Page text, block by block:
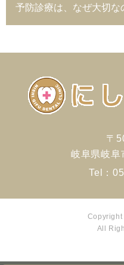
予防診療は、なぜ大切な
〒
岐阜県岐阜
Tel：
Copyright
All